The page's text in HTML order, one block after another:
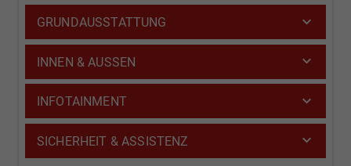
GRUNDAUSSTATTUNG
INNEN & AUSSEN
INFOTAINMENT
SICHERHEIT & ASSISTENZ